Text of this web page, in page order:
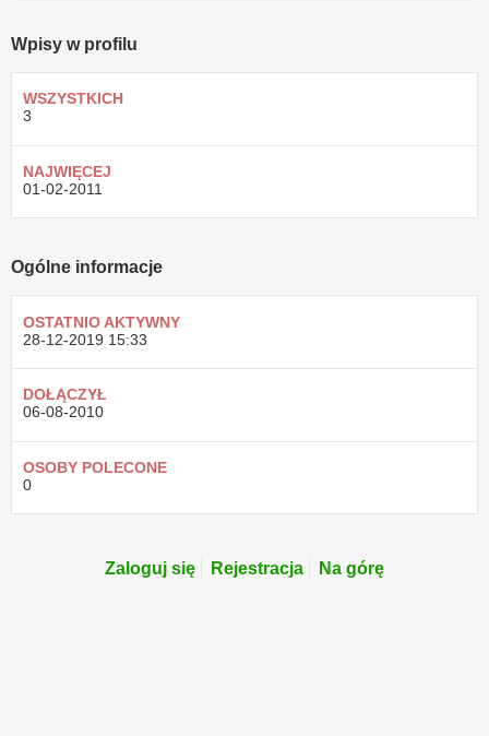
Wpisy w profilu
WSZYSTKICH
3
NAJWIĘCEJ
01-02-2011
Ogólne informacje
OSTATNIO AKTYWNY
28-12-2019 15:33
DOŁĄCZYŁ
06-08-2010
OSOBY POLECONE
0
Zaloguj się Rejestracja Na górę